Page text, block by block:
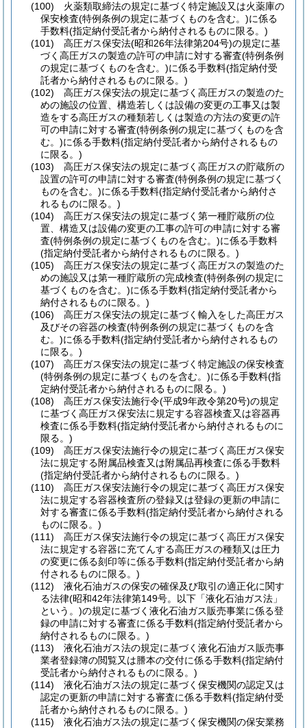
(100)
火薬類取締法の規定に基づく特定施設又は火薬庫の
保安検査(特例条例の規定に基づくものを含む。)に係る
手数料(指定納付受託者から納付されるものに限る。)
(101)
高圧ガス保安法(昭和26年法律第204号)の規定に基
づく高圧ガスの製造の許可の申請に対する審査(特例条例
の規定に基づくものを含む。)に係る手数料(指定納付受
託者から納付されるものに限る。)
(102)
高圧ガス保安法の規定に基づく高圧ガスの製造のた
めの施設の位置、構造若しくは設備の変更の工事又は製
造をする高圧ガスの種類若しくは製造の方法の変更の許
可の申請に対する審査(特例条例の規定に基づくものを含
む。)に係る手数料(指定納付受託者から納付されるもの
に限る。)
(103)
高圧ガス保安法の規定に基づく高圧ガスの貯蔵所の
設置の許可の申請に対する審査(特例条例の規定に基づく
ものを含む。)に係る手数料(指定納付受託者から納付さ
れるものに限る。)
(104)
高圧ガス保安法の規定に基づく第一種貯蔵所の位
置、構造又は設備の変更の工事の許可の申請に対する審
査(特例条例の規定に基づくものを含む。)に係る手数料
(指定納付受託者から納付されるものに限る。)
(105)
高圧ガス保安法の規定に基づく高圧ガスの製造のた
めの施設又は第一種貯蔵所の完成検査(特例条例の規定に
基づくものを含む。)に係る手数料(指定納付受託者から
納付されるものに限る。)
(106)
高圧ガス保安法の規定に基づく輸入をした高圧ガス
及びその容器の検査(特例条例の規定に基づくものを含
む。)に係る手数料(指定納付受託者から納付されるもの
に限る。)
(107)
高圧ガス保安法の規定に基づく特定施設の保安検査
(特例条例の規定に基づくものを含む。)に係る手数料(指
定納付受託者から納付されるものに限る。)
(108)
高圧ガス保安法施行令(平成9年政令第20号)の規定
に基づく高圧ガス保安法に規定する容器検査又は容器再
検査に係る手数料(指定納付受託者から納付されるものに
限る。)
(109)
高圧ガス保安法施行令の規定に基づく高圧ガス保安
法に規定する附属品検査又は附属品再検査に係る手数料
(指定納付受託者から納付されるものに限る。)
(110)
高圧ガス保安法施行令の規定に基づく高圧ガス保安
法に規定する容器検査所の登録又は登録の更新の申請に
対する審査に係る手数料(指定納付受託者から納付される
ものに限る。)
(111)
高圧ガス保安法施行令の規定に基づく高圧ガス保安
法に規定する容器に充てんする高圧ガスの種類又は圧力
の変更に係る刻印等に係る手数料(指定納付受託者から納
付されるものに限る。)
(112)
液化石油ガスの保安の確保及び取引の適正化に関す
る法律(昭和42年法律第149号。以下「液化石油ガス法」
という。)の規定に基づく液化石油ガス販売事業に係る登
録の申請に対する審査に係る手数料(指定納付受託者から
納付されるものに限る。)
(113)
液化石油ガス法の規定に基づく液化石油ガス販売事
業者登録簿の閲覧又は謄本の交付に係る手数料(指定納付
受託者から納付されるものに限る。)
(114)
液化石油ガス法の規定に基づく保安機関の認定又は
認定の更新の申請に対する審査に係る手数料(指定納付受
託者から納付されるものに限る。)
(115)
液化石油ガス法の規定に基づく保安機関の保安業務